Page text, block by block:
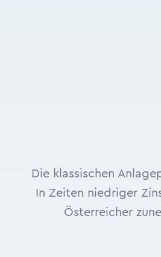
Die klassischen
In Zeiten niedriger
Österreicher